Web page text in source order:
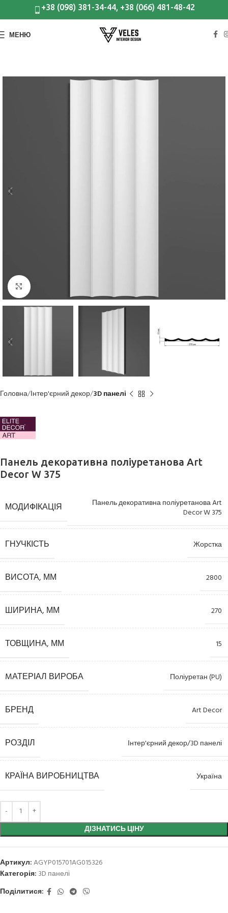
+38 (098) 381-34-44, +38 (066) 481-48-42
МЕНЮ
Клацніть, щоб збільшити
Головна Інтер'єрний декор 3D панелі
Панель декоративна поліуретанова Art
Decor W 375
МОДИФІКАЦІЯ
Панель декоративна поліуретанова Art
Decor W 375
ГНУЧКІСТЬ Жорстка
ВИСОТА, ММ 2800
ШИРИНА, ММ 270
ТОВЩИНА, ММ 15
MАТЕРІАЛ ВИРОБА Поліуретан (PU)
БРЕНД Art Decor
РОЗДІЛ Інтер'єрний декор/3D панелі
КРАЇНА ВИРОБНИЦТВА Україна
ДІЗНАТИСЬ ЦІНУ
Артикул:AGYP015701AG015326
Категорія: 3D панелі
Поділитися: